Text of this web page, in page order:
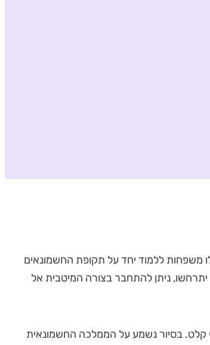
משפחות ללמוד יחד על תקופת החשמונאים
ניתן להתחבר בצורה המיטבית אל
קלט. בסיור נשמע על הממלכה החשמונאית